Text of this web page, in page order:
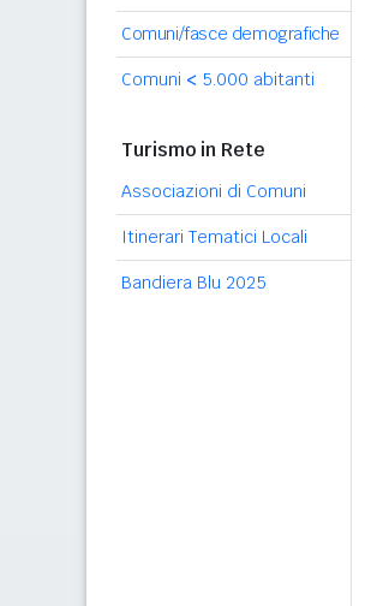
Comuni/fasce demografiche
Comuni < 5.000 abitanti
Turismo in Rete
Associazioni di Comuni
Itinerari Tematici Locali
Bandiera Blu 2025